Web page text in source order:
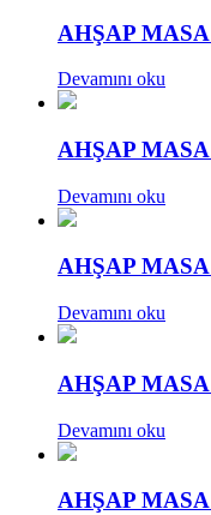
AHŞAP
Devamını oku
AHŞAP
Devamını oku
AHŞAP
Devamını oku
AHŞAP
Devamını oku
AHŞAP